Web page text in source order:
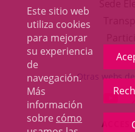
Este sitio web
utiliza cookies
para mejorar
su experiencia
de
navegación.
Más
información
sobre cómo
Otras webs
A